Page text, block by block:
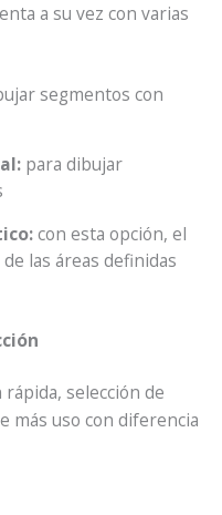
a su vez con varias
segmentos con
para dibujar
con esta opción, el
las áreas definidas
selección de
más uso con diferencia